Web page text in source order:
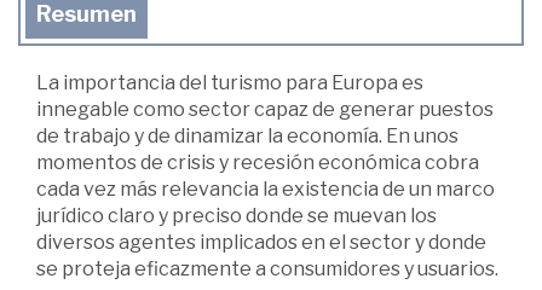
Resumen
La importancia del turismo para Europa es
innegable como sector capaz de generar puestos
de trabajo y de dinamizar la economía. En unos
momentos de crisis y recesión económica cobra
cada vez más relevancia la existencia de un marco
jurídico claro y preciso donde se muevan los
diversos agentes implicados en el sector y donde
se proteja eficazmente a consumidores y usuarios.